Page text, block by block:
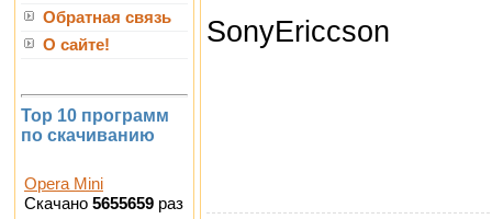
Обратная связь
О сайте!
Top 10 программ
по скачиванию
Opera Mini
Скачано 5655659 раз
SonyEriccson